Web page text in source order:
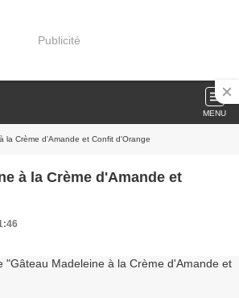
Publicité
MENU
la Crème d'Amande et Confit d'Orange
à la Crème d'Amande et